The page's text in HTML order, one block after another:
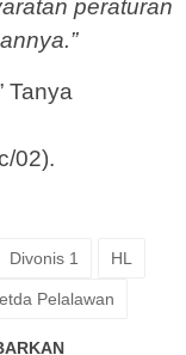
peraturan
Tanya
02).
Divonis 1 HL
Pelalawan